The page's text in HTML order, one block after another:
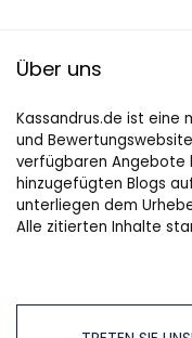
Über uns
Kassandrus.de ist eine
und
verfügbaren Angebote
hinzugefügten Blogs
unterliegen dem
Alle zitierten Inhalte